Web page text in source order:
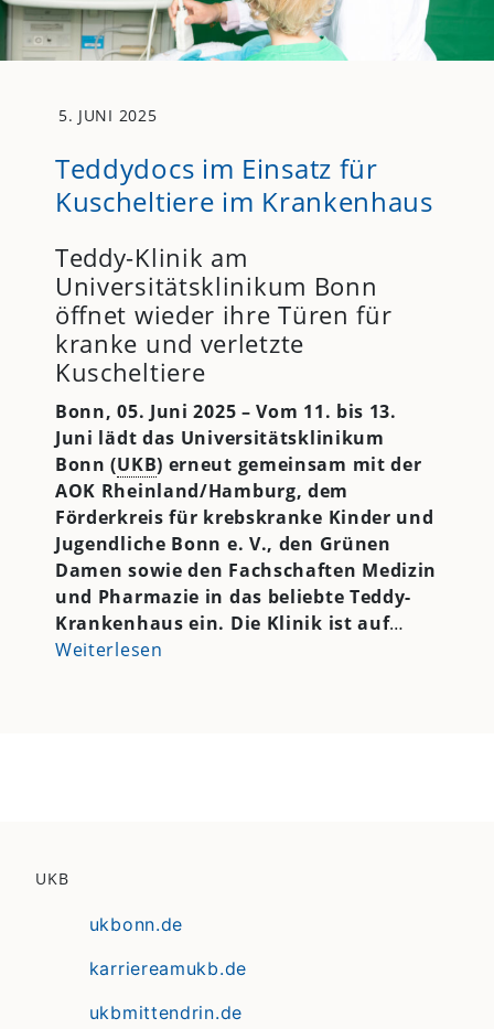
5. JUNI 2025
Teddydocs im Einsatz für
Kuscheltiere im Krankenhaus
Teddy-Klinik am
Universitätsklinikum Bonn
öffnet wieder ihre Türen für
kranke und verletzte
Kuscheltiere
Bonn, 05. Juni 2025 – Vom 11. bis 13.
Juni lädt das Universitätsklinikum
Bonn (UKB) erneut gemeinsam mit der
AOK Rheinland/Hamburg, dem
Förderkreis für krebskranke Kinder und
Jugendliche Bonn e. V., den Grünen
Damen sowie den Fachschaften Medizin
und Pharmazie in das beliebte Teddy-
Krankenhaus ein. Die Klinik ist auf…
Weiterlesen
UKB
ukbonn.de
karriereamukb.de
ukbmittendrin.de